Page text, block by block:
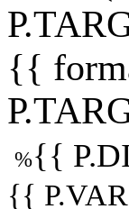
{{
%{{
{{